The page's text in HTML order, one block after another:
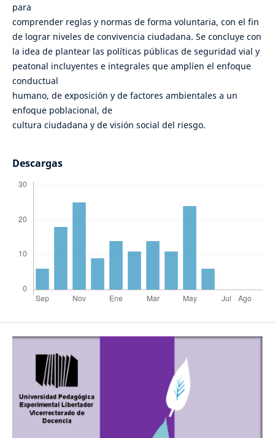
para
comprender reglas y normas de forma voluntaria, con el fin
de lograr niveles de convivencia ciudadana. Se concluye con
la idea de plantear las políticas públicas de seguridad vial y
peatonal incluyentes e integrales que amplíen el enfoque
conductual
humano, de exposición y de factores ambientales a un
enfoque poblacional, de
cultura ciudadana y de visión social del riesgo.
Descargas